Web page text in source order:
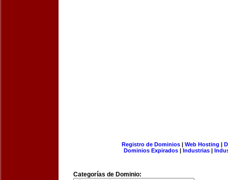
Registro de Dominios| Web Hosting |
Dominios Expirados | Industrias |
Categorías de Dominio: